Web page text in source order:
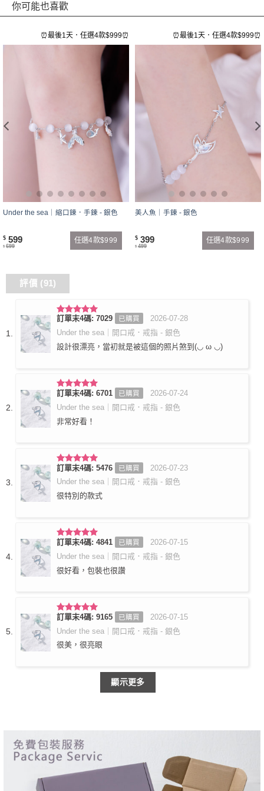
你可能也喜歡
⏰最後1天．任選4款$999⏰
Under the sea｜縮口鍊．手鍊 - 銀色
$ 599
$ 699
任選4款$999
⏰最後1天．任選4款$999⏰
美人魚｜手鍊 - 銀色
$ 399
$ 499
任選4款$999
評價 (91)
評分5滿
分 5
訂單末4碼: 7029 已購買
2026-07-28
Under the sea｜開口戒．戒指 - 銀色
設計很漂亮，當初就是被這個的照片煞到(⁠◡⁠ ⁠ω⁠ ⁠◡⁠)
評分5滿
分 5
訂單末4碼: 6701 已購買
2026-07-24
Under the sea｜開口戒．戒指 - 銀色
非常好看！
評分5滿
分 5
訂單末4碼: 5476 已購買
2026-07-23
Under the sea｜開口戒．戒指 - 銀色
很特別的款式
評分5滿
分 5
訂單末4碼: 4841 已購買
2026-07-15
Under the sea｜開口戒．戒指 - 銀色
很好看，包裝也很讚
評分5滿
分 5
訂單末4碼: 9165 已購買
2026-07-15
Under the sea｜開口戒．戒指 - 銀色
很美，很亮眼
顯示更多